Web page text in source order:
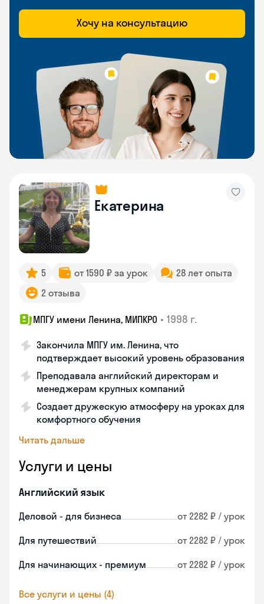
Хочу на консультацию
Екатерина
5 от 1590 ₽ за урок
28 лет опыта
2 отзыва
МПГУ имени Ленина, МИПКРО • 1998 г.
Закончила МПГУ им. Ленина, что
подтверждает высокий уровень образования
Преподавала английский директорам и
менеджерам крупных компаний
Создает дружескую атмосферу на уроках для
комфортного обучения
Читать дальше
Услуги и цены
Английский язык
Деловой - для бизнеса от 2282 ₽ / урок
Для путешествий от 2282 ₽ / урок
Для начинающих - премиум от 2282 ₽ / урок
Все услуги и цены (4)